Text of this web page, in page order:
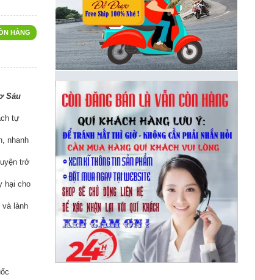
HÀNG
Sáu
tự
nhanh
trở
hại cho
và lành